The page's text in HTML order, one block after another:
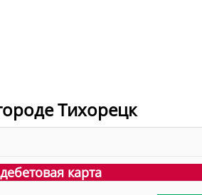
Тихорецк
карта